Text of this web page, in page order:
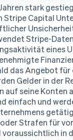
für die
stark
Stripe Capital
Stripe-
eines
das Angebot für
Gelder in der
auf seine Konten
einfach und
Strafen für
in